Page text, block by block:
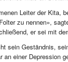
Leiter der Kita,
zu nennen»,
er sei mit
sein Geständnis,
an einer Depression